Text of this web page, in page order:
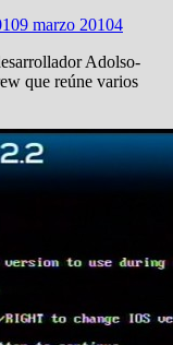
9 marzo 20104
Adolso-
que reúne varios